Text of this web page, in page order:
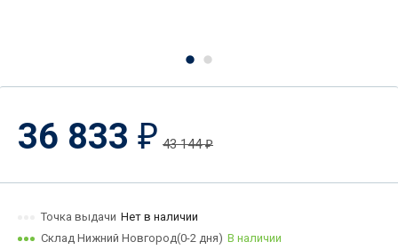
36 833 ₽ 43 144₽
Точка выдачи Нет в наличии
Склад Нижний Новгород(0-2 дня) В наличии